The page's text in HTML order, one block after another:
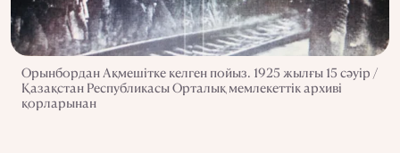
Орынбордан Ақмешітке келген пойыз. 1925 жылғы 15 сәуір /
Қазақстан Республикасы Орталық мемлекеттік архиві
қорларынан